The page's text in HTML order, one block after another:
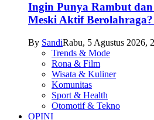
Ingin Punya Rambut
Meski Aktif
By SandiRabu, 5 Agustus 2026,
Trends & Mode
Rona & Film
Wisata & Kuliner
Komunitas
Sport & Health
Otomotif & Tekno
OPINI